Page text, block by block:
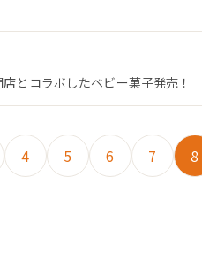
とコラボしたベビー菓子発売！
4 5 6 7 8